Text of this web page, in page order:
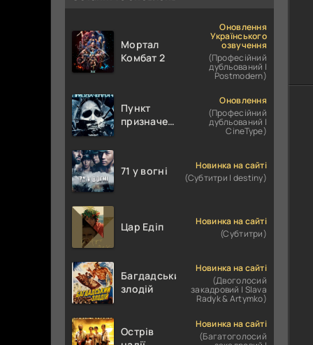
Мортал
Комбат 2
Оновлення
Українського
озвучення
(Професійний
дубльований |
Postmodern)
Пункт
призначення
Оновлення
(Професійний
дубльований |
CineType)
71 у вогні
Новинка на сайті
(Субтитри | destiny)
Цар Едіп
Новинка на сайті
(Субтитри)
Багдадський
злодій
Новинка на сайті
(Двоголосий
закадровий | Slava
Radyk & Artymko)
Острів
Новинка на сайті
(Багатоголосий